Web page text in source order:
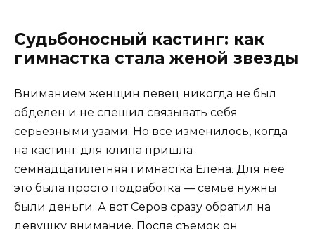
Судьбоносный кастинг: как
гимнастка стала женой звезды
Вниманием женщин певец никогда не был
обделен и не спешил связывать себя
серьезными узами. Но все изменилось, когда
на кастинг для клипа пришла
семнадцатилетняя гимнастка Елена. Для нее
это была просто подработка — семье нужны
были деньги. А вот Серов сразу обратил на
девушку внимание. После съемок он